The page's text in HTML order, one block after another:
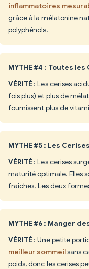
inflammatoires
grâce à la mélatonine
polyphénols.
MYTHE #4 : Toutes
VÉRITÉ : Les cerises
fois plus) et plus de
fournissent plus de
MYTHE #5 : Les
VÉRITÉ : Les cerises
maturité optimale. Elles
fraîches. Les deux
MYTHE #6 : Manger
VÉRITÉ : Une petite
meilleur sommeilsans
poids, donc les cerises